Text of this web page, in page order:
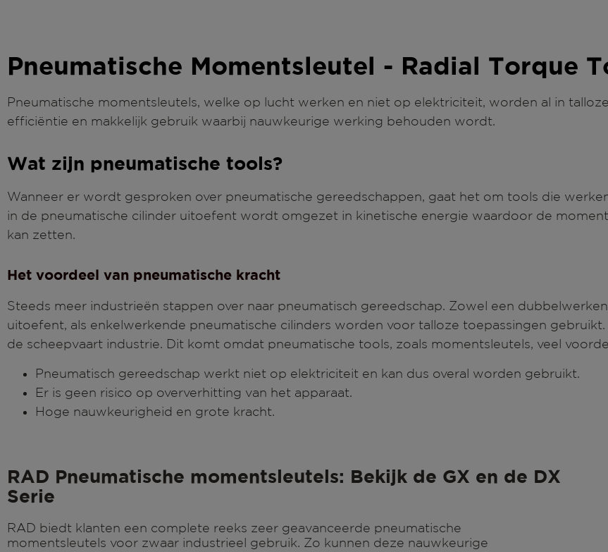
Pneumatische Momentsleutel - Radial Torque
Pneumatische momentsleutels, welke op lucht werken en niet op elektriciteit, worden al in
efficiëntie en makkelijk gebruik waarbij nauwkeurige werking behouden wordt.
Wat zijn pneumatische tools?
Wanneer er wordt gesproken over pneumatische gereedschappen, gaat het om tools die
in de pneumatische cilinder uitoefent wordt omgezet in kinetische energie waardoor de
kan zetten.
Het voordeel van pneumatische kracht
Steeds meer industrieën stappen over naar pneumatisch gereedschap. Zowel een
uitoefent, als enkelwerkende pneumatische cilinders worden voor talloze toepassingen
de scheepvaart industrie. Dit komt omdat pneumatische tools, zoals momentsleutels, veel
Pneumatisch gereedschap werkt niet op elektriciteit en kan dus overal worden gebruikt.
Er is geen risico op oververhitting van het apparaat.
Hoge nauwkeurigheid en grote kracht.
RAD Pneumatische momentsleutels: Bekijk de GX en de DX
Serie
RAD biedt klanten een complete reeks zeer geavanceerde pneumatische
momentsleutels voor zwaar industrieel gebruik. Zo kunnen deze nauwkeurige